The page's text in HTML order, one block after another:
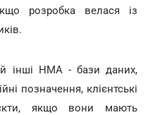
розробка велася із
інші НМА - бази даних,
позначення, клієнтські
якщо вони мають